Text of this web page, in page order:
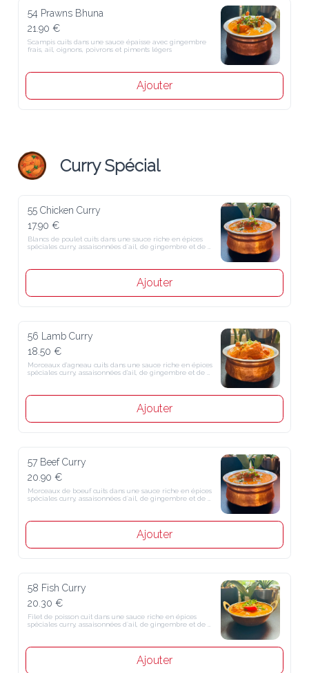
54 Prawns Bhuna
21.90 €
Scampis cuits dans une sauce épaisse avec gingembre frais, ail,
oignons, poivrons et piments légers
Ajouter
Curry Spécial
55 Chicken Curry
17.90 €
Blancs de poulet cuits dans une sauce riche en épices spéciales curry,
assaisonnées d´ail, de gingembre et de tomates fraîches
Ajouter
56 Lamb Curry
18.50 €
Morceaux d'agneau cuits dans une sauce riche en épices spéciales
curry, assaisonnées d'ail, de gingembre et de tomates fraîches
Ajouter
57 Beef Curry
20.90 €
Morceaux de boeuf cuits dans une sauce riche en épices spéciales
curry, assaisonnées d´ail, de gingembre et de tomates fraîches
Ajouter
58 Fish Curry
20.30 €
Filet de poisson cuit dans une sauce riche en épices spéciales curry,
assaisonnées d´ail, de gingembre et de tomates fraîches
Ajouter